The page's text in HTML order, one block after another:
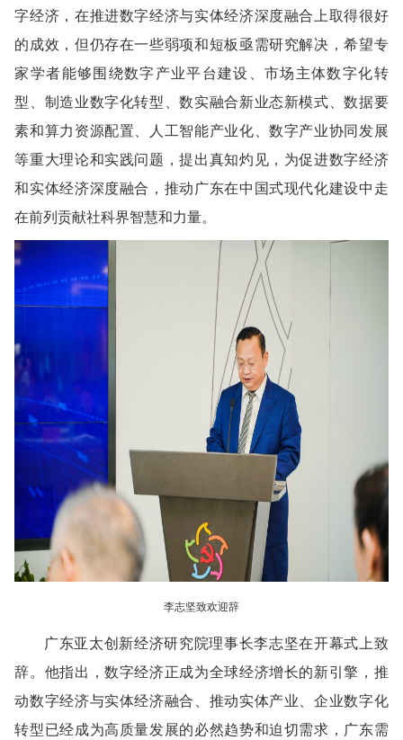
字经济，在推进数字经济与实体经济深度融合上取得很好
的成效，但仍存在一些弱项和短板亟需研究解决，希望专
家学者能够围绕数字产业平台建设、市场主体数字化转
型、制造业数字化转型、数实融合新业态新模式、数据要
素和算力资源配置、人工智能产业化、数字产业协同发展
等重大理论和实践问题，提出真知灼见，为促进数字经济
和实体经济深度融合，推动广东在中国式现代化建设中走
在前列贡献社科界智慧和力量。
李志坚致欢迎辞
广东亚太创新经济研究院理事长李志坚在开幕式上致
辞。他指出，数字经济正成为全球经济增长的新引擎，推
动数字经济与实体经济融合、推动实体产业、企业数字化
转型已经成为高质量发展的必然趋势和迫切需求，广东需